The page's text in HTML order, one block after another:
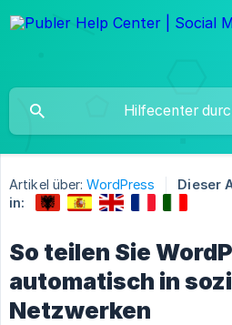
Artikel über: WordPress
Dieser
in:
So teilen Sie
automatisch in
Netzwerken